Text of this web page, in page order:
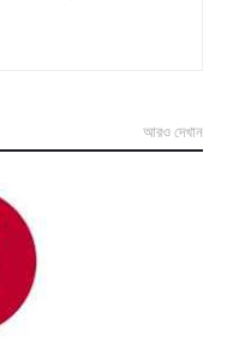
আরও দেখান